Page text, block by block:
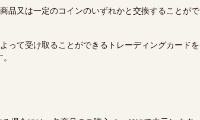
品又は一定のコインのいずれかと交換することがで
って受け取ることができるトレーディングカードを